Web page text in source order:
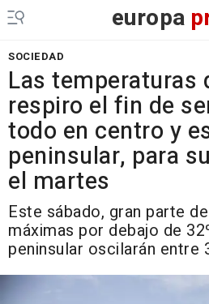
europa
SOCIEDAD
Las temperaturas
respiro el fin de
todo en centro y
peninsular, para
el martes
Este sábado, gran parte
máximas por debajo de
peninsular oscilarán entre